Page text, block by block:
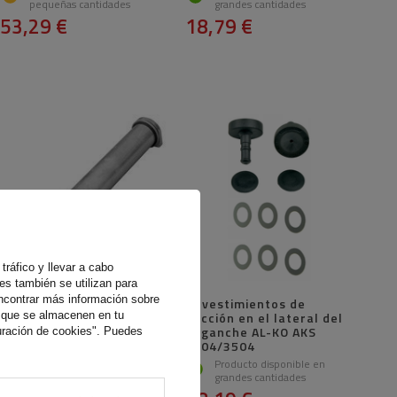
pequeñas cantidades
53,29 €
grandes cantidades
18,79 €
Tubo tracción para
enganche de inercia
KNOTT KFG35, KR35,
grandes cantidades
Revestimientos de
fricción en el lateral del
enganche AL-KO AKS
3004/3504
Producto disponible en
grandes cantidades
y llevar a cabo
también se utilizan para
más información sobre
se almacenen en tu
de cookies". Puedes